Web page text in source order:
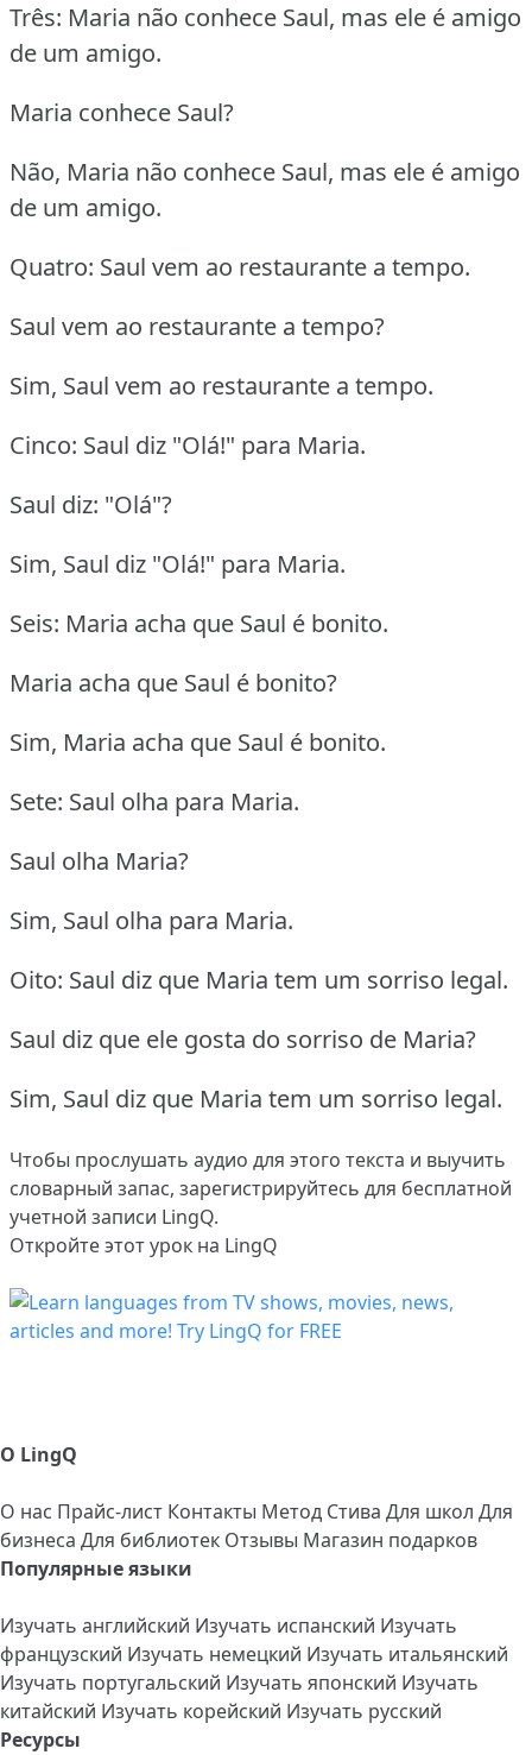
Três: Maria não conhece Saul, mas ele é amigo
de um amigo.
Maria conhece Saul?
Não, Maria não conhece Saul, mas ele é amigo
de um amigo.
Quatro: Saul vem ao restaurante a tempo.
Saul vem ao restaurante a tempo?
Sim, Saul vem ao restaurante a tempo.
Cinco: Saul diz "Olá!" para Maria.
Saul diz: "Olá"?
Sim, Saul diz "Olá!" para Maria.
Seis: Maria acha que Saul é bonito.
Maria acha que Saul é bonito?
Sim, Maria acha que Saul é bonito.
Sete: Saul olha para Maria.
Saul olha Maria?
Sim, Saul olha para Maria.
Oito: Saul diz que Maria tem um sorriso legal.
Saul diz que ele gosta do sorriso de Maria?
Sim, Saul diz que Maria tem um sorriso legal.
Чтобы прослушать аудио для этого текста и выучить
словарный запас, зарегистрируйтесь для бесплатной
учетной записи LingQ.
Откройте этот урок на LingQ
О LingQ
О нас Прайс-лист Контакты Метод Стива Для школ Для
бизнеса Для библиотек Отзывы Магазин подарков
Популярные языки
Изучать английский Изучать испанский Изучать
французский Изучать немецкий Изучать итальянский
Изучать португальский Изучать японский Изучать
китайский Изучать корейский Изучать русский
Ресурсы